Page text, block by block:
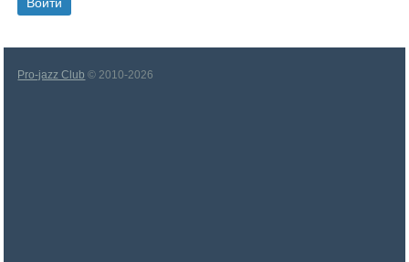
Pro-jazz Club © 2010-2026